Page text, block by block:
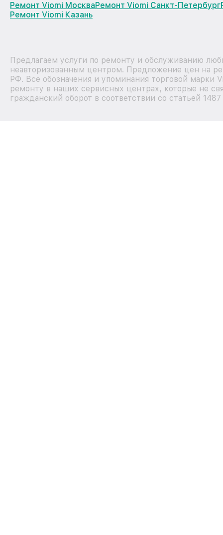
Ремонт Viomi МоскваРемонт Viomi Санкт-Петербург
Ремонт Viomi Казань
Предлагаем услуги по ремонту и обслуживанию
неавторизованным центром. Предложение цен на
РФ. Все обозначения и упоминания торговой марки
ремонту в наших сервисных центрах, которые не
гражданский оборот в соответствии со статьей